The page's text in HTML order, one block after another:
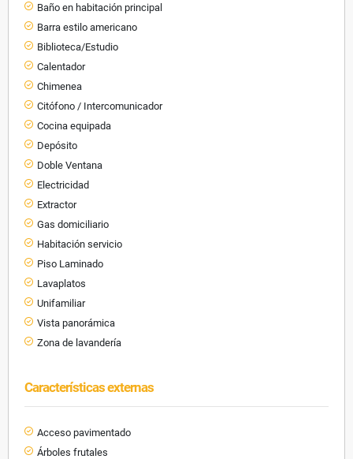
Baño en habitación principal
Barra estilo americano
Biblioteca/Estudio
Calentador
Chimenea
Citófono / Intercomunicador
Cocina equipada
Depósito
Doble Ventana
Electricidad
Extractor
Gas domiciliario
Habitación servicio
Piso Laminado
Lavaplatos
Unifamiliar
Vista panorámica
Zona de lavandería
Características externas
Acceso pavimentado
Árboles frutales